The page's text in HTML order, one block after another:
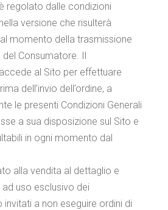
regolato dalle condizioni
versione che risulterà
momento della trasmissione
del Consumatore. Il
al Sito per effettuare
dell’invio dell’ordine, a
le presenti Condizioni Generali
a sua disposizione sul Sito e
in ogni momento dal
alla vendita al dettaglio e
uso esclusivo dei
invitati a non eseguire ordini di